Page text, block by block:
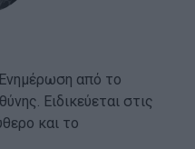
από το
Ειδικεύεται στις
και το